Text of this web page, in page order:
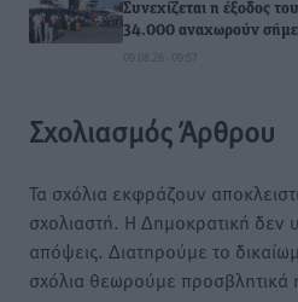
Συνεχίζεται η έξοδος
34.000 αναχωρούν
09.08.26 · 09:57
Σχολιασμός Άρθρου
Τα σχόλια εκφράζουν
σχολιαστή. Η Δημοκρατική δεν
απόψεις. Διατηρούμε το
σχόλια θεωρούμε προσβλητικά